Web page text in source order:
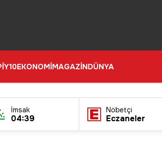
EKONOMİMAGAZİNDÜNYA
İmsak
04:39
Nöbetçi
Eczaneler